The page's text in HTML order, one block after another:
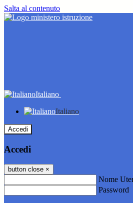
Salta al contenuto
Italiano
Italiano
Accedi
Accedi
button close ×
Nome
Password